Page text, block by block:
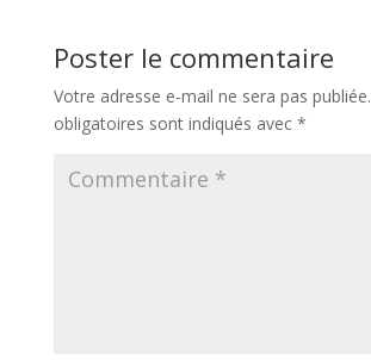
Poster le commentaire
Votre adresse e-mail ne sera pas publiée.
obligatoires sont indiqués avec *